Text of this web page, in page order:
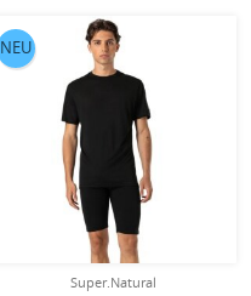
Super.Natural
NEU